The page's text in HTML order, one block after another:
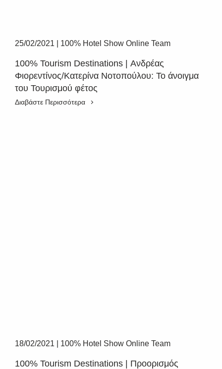
25/02/2021 100% Hotel Show Online Team
100% Tourism Destinations | Ανδρέας
Φιορεντίνος/Κατερίνα Νοτοπούλου: Το άνοιγμα
του Τουρισμού φέτος
Διαβάστε Περισσότερα
18/02/2021 100% Hotel Show Online Team
100% Tourism Destinations | Προορισμός